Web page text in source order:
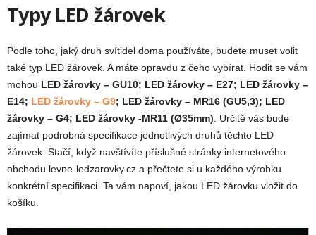
Typy LED žárovek
Podle toho, jaký druh svítidel doma používáte, budete muset volit
také typ LED žárovek. A máte opravdu z čeho vybírat. Hodit se vám
mohou LED žárovky – GU10; LED žárovky – E27; LED žárovky –
E14; LED žárovky – G9; LED žárovky – MR16 (GU5,3); LED
žárovky – G4; LED žárovky -MR11 (Ø35mm) . Určitě vás bude
zajímat podrobná specifikace jednotlivých druhů těchto LED
žárovek. Stačí, když navštívíte příslušné stránky internetového
obchodu levne-ledzarovky.cz a přečtete si u každého výrobku
konkrétní specifikaci. Ta vám napoví, jakou LED žárovku vložit do
košíku.